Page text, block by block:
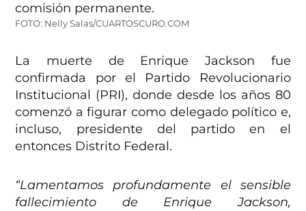
FOTO: Nelly Salas/CUARTOSCURO.COM
La muerte de Enrique Jackson fue
confirmada por el Partido Revolucionario
Institucional (PRI), donde desde los años 80
comenzó a figurar como delegado político e,
incluso, presidente del partido en el
entonces Distrito Federal.
“Lamentamos profundamente el sensible
fallecimiento de Enrique Jackson,